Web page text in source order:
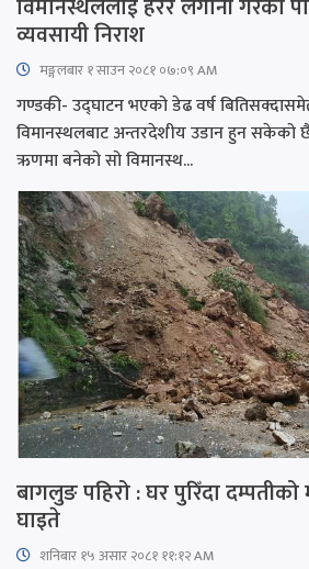
विमानस्थललाई हेरेर लगानी गरेका
व्यवसायी निराश
मङ्गलबार १ साउन २०८१ ०७:०९ AM
गण्डकी- उद्घाटन भएको डेढ वर्ष बितिसक्दासमेत
विमानस्थलबाट अन्तरदेशीय उडान हुन सकेको
ऋणमा बनेको सो विमानस्थ...
बागलुङ पहिरो : घर पुरिँदा दम्पतीको
घाइते
शनिबार १५ असार २०८१ ११:१२ AM